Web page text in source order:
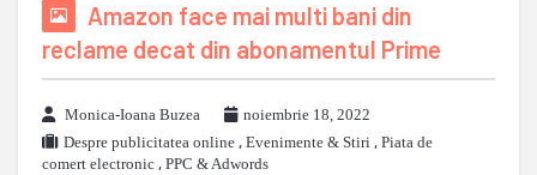
Amazon face mai multi bani din
reclame decat din abonamentul Prime
Monica-Ioana Buzea
noiembrie 18, 2022
Despre publicitatea online , Evenimente & Stiri , Piata de
comert electronic , PPC & Adwords